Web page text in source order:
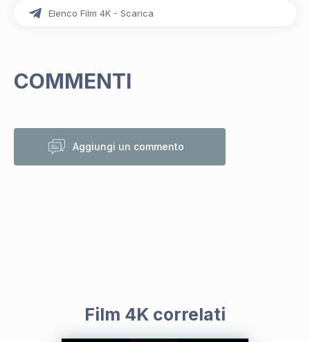
Elenco Film 4K - Scarica
COMMENTI
Aggiungi un commento
Film 4K correlati